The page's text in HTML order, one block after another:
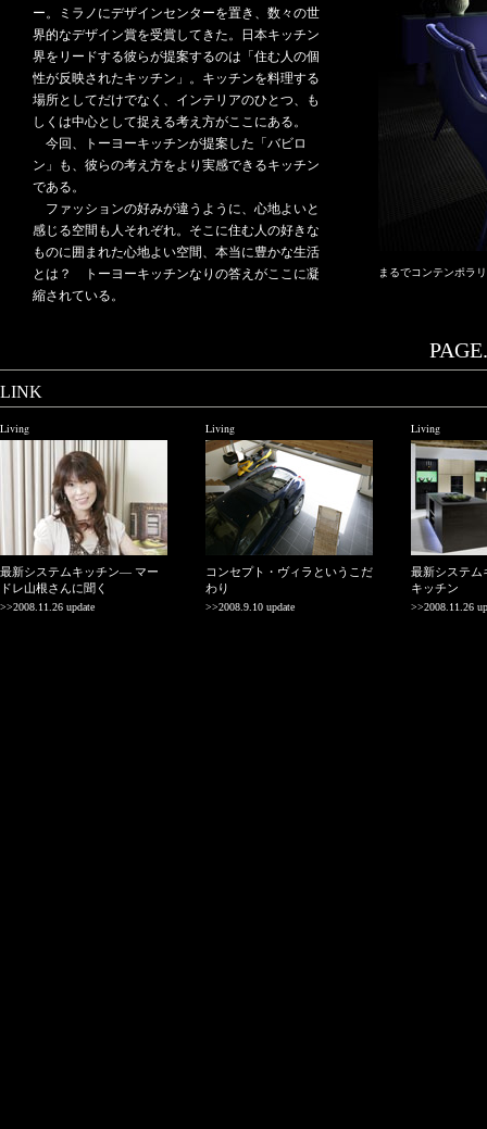
ー。ミラノにデザインセンターを置き、数々の世
界的なデザイン賞を受賞してきた。日本キッチン
界をリードする彼らが提案するのは「住む人の個
性が反映されたキッチン」。キッチンを料理する
場所としてだけでなく、インテリアのひとつ、も
しくは中心として捉える考え方がここにある。
今回、トーヨーキッチンが提案した「バビロ
ン」も、彼らの考え方をより実感できるキッチン
である。
ファッションの好みが違うように、心地よいと
感じる空間も人それぞれ。そこに住む人の好きな
ものに囲まれた心地よい空間、本当に豊かな生活
とは？ トーヨーキッチンなりの答えがここに凝
縮されている。
まるでコンテンポラ
LINK
Living
最新システムキッチン— マー
ドレ山根さんに聞く
>>2008.11.26 update
Living
コンセプト・ヴィラというこだ
わり
>>2008.9.10 update
Living
最新システ
キッチン
>>2008.11.26